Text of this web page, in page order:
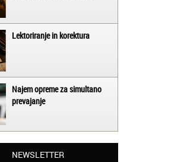
Lektoriranje in korektura
Najem opreme za simultano
prevajanje
NEWSLETTER
vse zaposlene v Akademiji
so resnično profesionalni in
storitve opravljajo hitro in